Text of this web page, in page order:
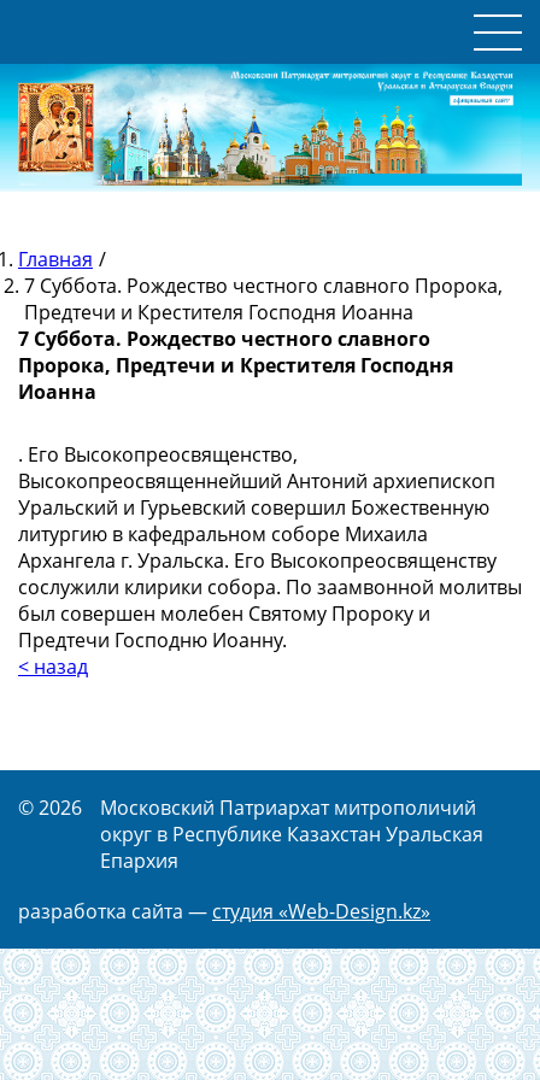
Главная /
7 Суббота. Рождество честного славного Пророка,
Предтечи и Крестителя Господня Иоанна
7 Суббота. Рождество честного славного
Пророка, Предтечи и Крестителя Господня
Иоанна
. Его Высокопреосвященство,
Высокопреосвященнейший Антоний архиепископ
Уральский и Гурьевский совершил Божественную
литургию в кафедральном соборе Михаила
Архангела г. Уральска. Его Высокопреосвященству
сослужили клирики собора. По заамвонной молитвы
был совершен молебен Святому Пророку и
Предтечи Господню Иоанну.
< назад
© 2026
Московский Патриархат митрополичий
округ в Республике Казахстан Уральская
Епархия
разработка сайта — студия «Web-Design.kz»